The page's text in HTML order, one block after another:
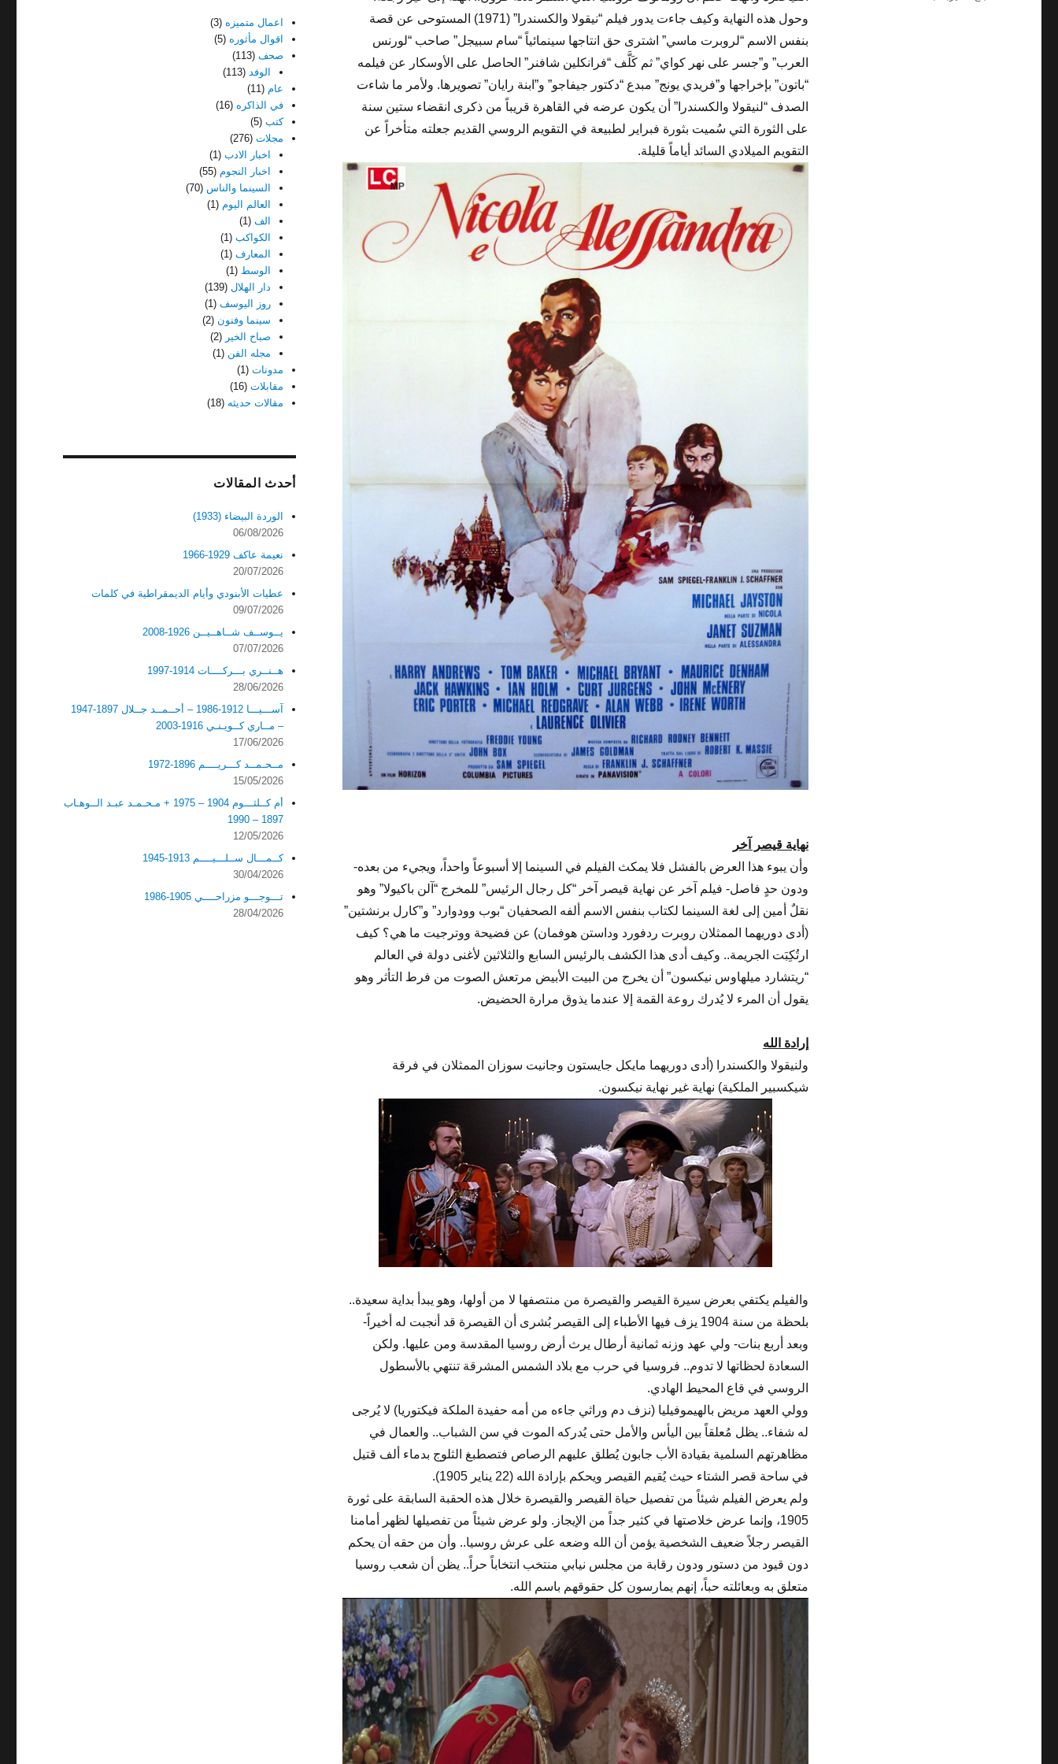
وحول هذه النهاية وكيف جاءت يدور فيلم “نيقولا والكسندرا” (1971) المستوحى عن قصة
بنفس الاسم “لروبرت ماسي” اشترى حق انتاجها سينمائياً “سام سبيجل” صاحب “لورنس
العرب” و”جسر على نهر كواي” ثم كَلَّف “فرانكلين شافنر” الحاصل على الأوسكار عن فيلمه
“باتون” بإخراجها و”فريدي يونج” مبدع “دكتور جيفاجو” و”ابنة رايان” تصويرها. ولأمر ما شاءت
الصدف “لنيقولا والكسندرا” أن يكون عرضه في القاهرة قريباً من ذكرى انقضاء ستين سنة
على الثورة التي سُميت بثورة فبراير لطبيعة في التقويم الروسي القديم جعلته متأخراً عن
التقويم الميلادي السائد أياماً قليلة.
نهاية قيصر آخر
وأن يبوء هذا العرض بالفشل فلا يمكث الفيلم في السينما إلا أسبوعاً واحداً، ويجيء من بعده-
ودون حدٍ فاصل- فيلم آخر عن نهاية قيصر آخر “كل رجال الرئيس” للمخرج “آلن باكيولا” وهو
نقلٌ أمين إلى لغة السينما لكتاب بنفس الاسم ألفه الصحفيان “بوب وودوارد” و”كارل برنشتين”
(أدى دوريهما الممثلان روبرت ردفورد وداستن هوفمان) عن فضيحة ووترجيت ما هي؟ كيف
ارتُكِبَت الجريمة.. وكيف أدى هذا الكشف بالرئيس السابع والثلاثين لأغنى دولة في العالم
“ريتشارد ميلهاوس نيكسون” أن يخرج من البيت الأبيض مرتعش الصوت من فرط التأثر وهو
يقول أن المرء لا يُدرك روعة القمة إلا عندما يذوق مرارة الحضيض.
إرادة الله
ولنيقولا والكسندرا (أدى دوريهما مايكل جايستون وجانيت سوزان الممثلان في فرقة
شيكسبير الملكية) نهاية غير نهاية نيكسون.
والفيلم يكتفي بعرض سيرة القيصر والقيصرة من منتصفها لا من أولها، وهو يبدأ بداية سعيدة..
بلحظة من سنة 1904 يزف فيها الأطباء إلى القيصر بُشرى أن القيصرة قد أنجبت له أخيراً-
وبعد أربع بنات- ولي عهد وزنه ثمانية أرطال يرث أرض روسيا المقدسة ومن عليها. ولكن
السعادة لحظاتها لا تدوم.. فروسيا في حرب مع بلاد الشمس المشرقة تنتهي بالأسطول
الروسي في قاع المحيط الهادي.
وولي العهد مريض بالهيموفيليا (نزف دم وراثي جاءه من أمه حفيدة الملكة فيكتوريا) لا يُرجى
له شفاء.. يظل مُعلقاً بين اليأس والأمل حتى يُدركه الموت في سن الشباب.. والعمال في
مظاهرتهم السلمية بقيادة الأب جابون يُطلق عليهم الرصاص فتصطبغ الثلوج بدماء ألف قتيل
في ساحة قصر الشتاء حيث يُقيم القيصر ويحكم بإرادة الله (22 يناير 1905).
ولم يعرض الفيلم شيئاً من تفصيل حياة القيصر والقيصرة خلال هذه الحقبة السابقة على ثورة
1905، وإنما عرض خلاصتها في كثير جداً من الإيجاز. ولو عرض شيئاً من تفصيلها لظهر أمامنا
القيصر رجلاً ضعيف الشخصية يؤمن أن الله وضعه على عرش روسيا.. وأن من حقه أن يحكم
دون قيود من دستور ودون رقابة من مجلس نيابي منتخب انتخاباً حراً.. يظن أن شعب روسيا
متعلق به وبعائلته حباً، إنهم يمارسون كل حقوقهم باسم الله.
اعمال متميزه (3)
اقوال مأثوره (5)
صحف (113)
الوفد (113)
عام (11)
في الذاكره (16)
كتب (5)
مجلات (276)
اخبار الادب (1)
اخبار النجوم (55)
السينما والناس (70)
العالم اليوم (1)
الف (1)
الكواكب (1)
المعارف (1)
الوسط (1)
دار الهلال (139)
روز اليوسف (1)
سينما وفنون (2)
صباح الخير (2)
مجله الفن (1)
مدونات (1)
مقابلات (16)
مقالات حديثه (18)
أحدث المقالات
الوردة البيضاء (1933)
06/08/2026
نعيمة عاكف 1929-1966
20/07/2026
عطيات الأبنودي وأيام الديمقراطية في كلمات
09/07/2026
يــوســف شــاهــيــن 1926-2008
07/07/2026
هــنــري بـــركــــات 1914-1997
28/06/2026
آســـيـــا 1912-1986 – أحــمــد جــلال 1897-1947
– مــاري كــويـنـي 1916-2003
17/06/2026
مــحـمــد كـــريــــم 1896-1972
15/05/2026
أم كــلثـــوم 1904 – 1975 + مـحـمـد عبـد الــوهـاب
1897 – 1990
12/05/2026
كــمـــال ســلـــيــــم 1913-1945
30/04/2026
تـــوجـــو مزراحــــي 1905-1986
28/04/2026